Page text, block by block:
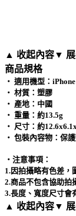
▲ 收起內容▼ 展
商品規格
‧ 適用機型：iPhone
‧ 材質：塑膠
‧ 產地：中國
‧ 重量：約13.5g
‧ 尺寸：約
‧ 包裝內容物：保
‧注意事項：
1.因拍攝略有色差，
2.商品不包含協助拍
3.長度、寬度尺寸會
▲ 收起內容▼ 展